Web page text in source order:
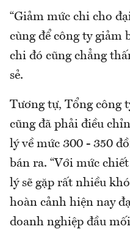
“Giảm mức chi cho
cùng để công ty giảm
chi đó cũng chẳng
sẻ.
Tương tự, Tổng công
cũng đã phải điều
lý về mức 300 - 350
bán ra. “Với mức
lý sẽ gặp rất nhiều
hoàn cảnh hiện nay
doanh nghiệp đầu